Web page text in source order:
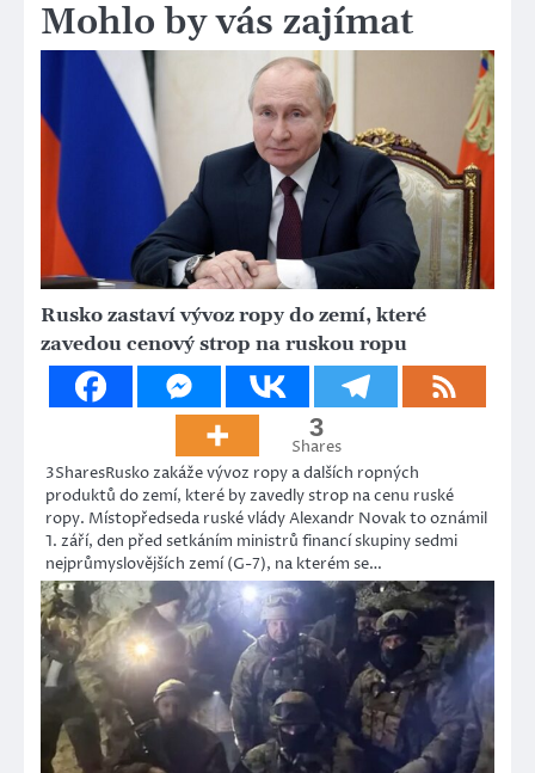
Mohlo by vás zajímat
Rusko zastaví vývoz ropy do zemí, které
zavedou cenový strop na ruskou ropu
3
Shares
3SharesRusko zakáže vývoz ropy a dalších ropných
produktů do zemí, které by zavedly strop na cenu ruské
ropy. Místopředseda ruské vlády Alexandr Novak to oznámil
1. září, den před setkáním ministrů financí skupiny sedmi
nejprůmyslovějších zemí (G-7), na kterém se…